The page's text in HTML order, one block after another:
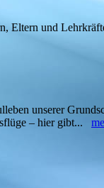
Eltern und
unserer
– hier gibt...